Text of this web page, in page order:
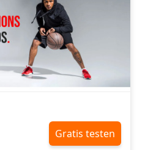
Gratis testen